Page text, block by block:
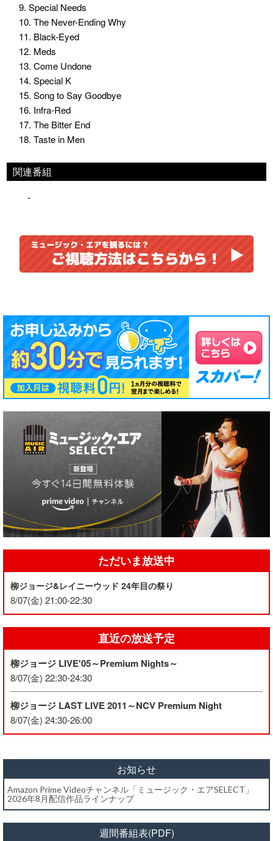
9. Special Needs
10. The Never-Ending Why
11. Black-Eyed
12. Meds
13. Come Undone
14. Special K
15. Song to Say Goodbye
16. Infra-Red
17. The Bitter End
18. Taste in Men
関連番組
-
ただいま放送中
柳ジョージ&レイニーウッド 24年目の祭り
8/07(金) 21:00-22:30
直近の放送予定
柳ジョージ LIVE'05～Premium Nights～
8/07(金) 22:30-24:30
柳ジョージ LAST LIVE 2011～NCV Premium Night
8/07(金) 24:30-26:00
お知らせ
Amazon Prime Videoチャンネル「ミュージック・エアSELECT」
2026年8月配信作品ラインナップ
週間番組表(PDF)